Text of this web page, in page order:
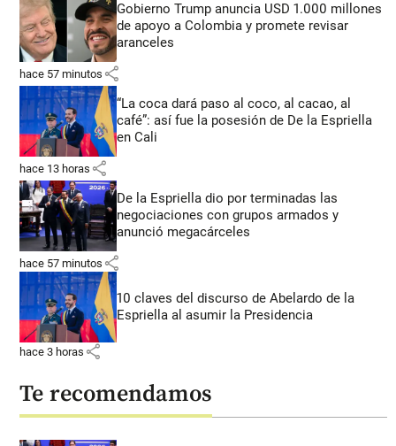
Gobierno Trump anuncia USD 1.000 millones
de apoyo a Colombia y promete revisar
aranceles
hace 57 minutos share
“La coca dará paso al coco, al cacao, al
café”: así fue la posesión de De la Espriella
en Cali
hace 13 horas share
De la Espriella dio por terminadas las
negociaciones con grupos armados y
anunció megacárceles
hace 57 minutos share
10 claves del discurso de Abelardo de la
Espriella al asumir la Presidencia
hace 3 horas share
Te recomendamos